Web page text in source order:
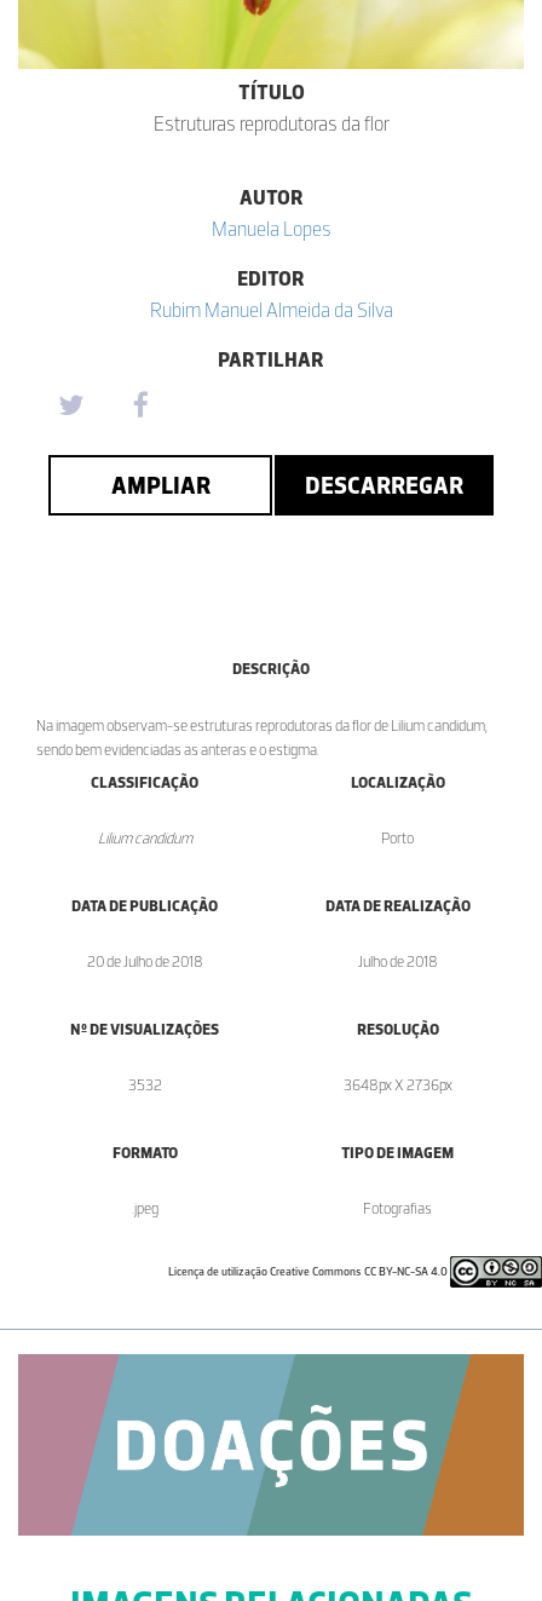
TÍTULO
Estruturas reprodutoras da flor
AUTOR
Manuela Lopes
EDITOR
Rubim Manuel Almeida da Silva
PARTILHAR
AMPLIAR DESCARREGAR
DESCRIÇÃO
Na imagem observam-se estruturas reprodutoras da flor de Lilium candidum,
sendo bem evidenciadas as anteras e o estigma.
CLASSIFICAÇÃO
Lilium candidum
LOCALIZAÇÃO
Porto
DATA DE PUBLICAÇÃO
20 de Julho de 2018
DATA DE REALIZAÇÃO
Julho de 2018
Nº DE VISUALIZAÇÕES
3532
RESOLUÇÃO
3648px X 2736px
FORMATO
.jpeg
TIPO DE IMAGEM
Fotografias
Licença de utilização Creative Commons CC BY-NC-SA 4.0